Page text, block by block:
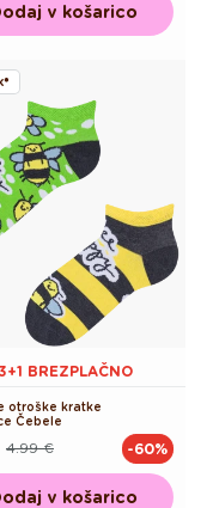
v košarico
BREZPLAČNO
otroške kratke
Čebele
4.99 € -60%
v košarico